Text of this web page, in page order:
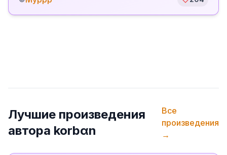
Лучшие произведения
автора korbαn
Все
произведения
→